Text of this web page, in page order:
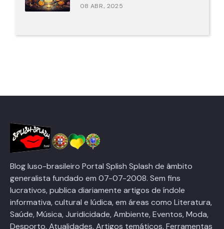
08 ABR., 2025
Blog luso-brasileiro Portal Splish Splash de âmbito
generalista fundado em 07-07-2008. Sem fins
lucrativos, publica diariamente artigos de índole
informativa, cultural e lúdica, em áreas como Literatura,
Saúde, Música, Juridicidade, Ambiente, Eventos, Moda,
Desporto, Atualidades, Artigos temáticos, Ferramentas